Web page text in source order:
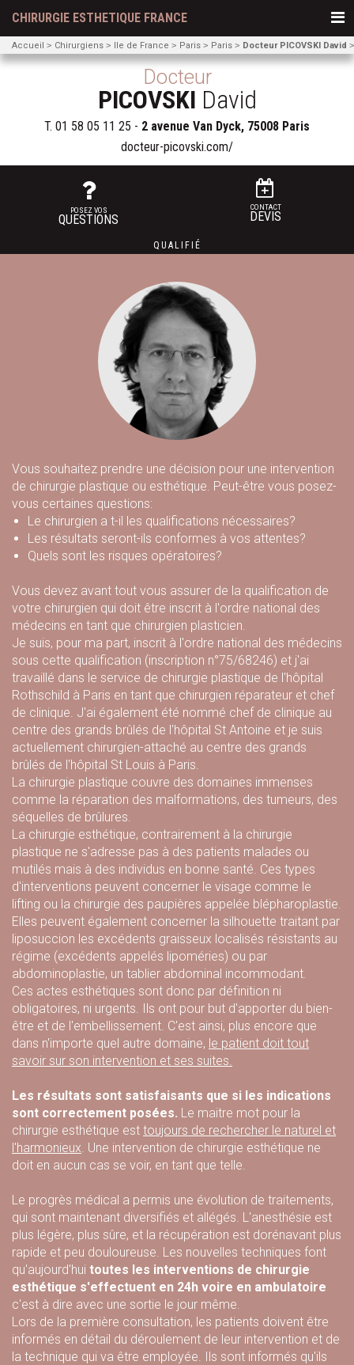
CHIRURGIE ESTHETIQUE FRANCE
Accueil Chirurgiens Ile de France Paris Paris Docteur PICOVSKI David
Docteur
PICOVSKI David
T. 01 58 05 11 25 - 2 avenue Van Dyck, 75008 Paris
docteur-picovski.com/
POSEZ VOS
QUESTIONS
CONTACT
DEVIS
QUALIFIÉ
Vous souhaitez prendre une décision pour une intervention
de chirurgie plastique ou esthétique. Peut-être vous posez-
vous certaines questions:
Le chirurgien a t-il les qualifications nécessaires?
Les résultats seront-ils conformes à vos attentes?
Quels sont les risques opératoires?
Vous devez avant tout vous assurer de la qualification de
votre chirurgien qui doit être inscrit à l'ordre national des
médecins en tant que chirurgien plasticien.
Je suis, pour ma part, inscrit à l'ordre national des médecins
sous cette qualification (inscription n°75/68246) et j'ai
travaillé dans le service de chirurgie plastique de l'hôpital
Rothschild à Paris en tant que chirurgien réparateur et chef
de clinique. J'ai également été nommé chef de clinique au
centre des grands brûlés de l'hôpital St Antoine et je suis
actuellement chirurgien-attaché au centre des grands
brûlés de l'hôpital St Louis à Paris.
La chirurgie plastique couvre des domaines immenses
comme la réparation des malformations, des tumeurs, des
séquelles de brûlures.
La chirurgie esthétique, contrairement à la chirurgie
plastique ne s'adresse pas à des patients malades ou
mutilés mais à des individus en bonne santé. Ces types
d'interventions peuvent concerner le visage comme le
lifting ou la chirurgie des paupières appelée blépharoplastie.
Elles peuvent également concerner la silhouette traitant par
liposuccion les excédents graisseux localisés résistants au
régime (excédents appelés lipoméries) ou par
abdominoplastie, un tablier abdominal incommodant.
Ces actes esthétiques sont donc par définition ni
obligatoires, ni urgents. Ils ont pour but d'apporter du bien-
être et de l'embellissement. C'est ainsi, plus encore que
dans n'importe quel autre domaine, le patient doit tout
savoir sur son intervention et ses suites.
Les résultats sont satisfaisants que si les indications
sont correctement posées. Le maitre mot pour la
chirurgie esthétique est toujours de rechercher le naturel et
l'harmonieux. Une intervention de chirurgie esthétique ne
doit en aucun cas se voir, en tant que telle.
Le progrès médical a permis une évolution de traitements,
qui sont maintenant diversifiés et allégés. L'anesthésie est
plus légère, plus sûre, et la récupération est dorénavant plus
rapide et peu douloureuse. Les nouvelles techniques font
qu'aujourd'hui toutes les interventions de chirurgie
esthétique s'effectuent en 24h voire en ambulatoire
c'est à dire avec une sortie le jour même.
Lors de la première consultation, les patients doivent être
informés en détail du déroulement de leur intervention et de
la technique qui va être employée. Ils sont informés qu'ils